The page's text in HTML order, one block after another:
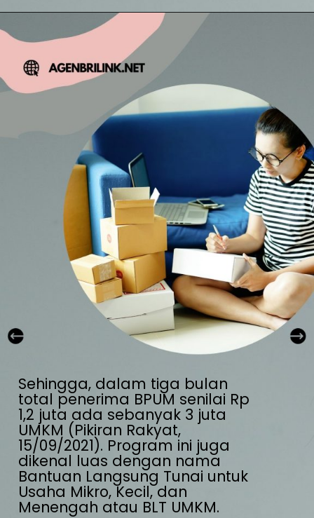
Sehingga, dalam tiga bulan
total penerima BPUM senilai Rp
1,2 juta ada sebanyak 3 juta
UMKM (Pikiran Rakyat,
15/09/2021). Program ini juga
dikenal luas dengan nama
Bantuan Langsung Tunai untuk
Usaha Mikro, Kecil, dan
Menengah atau BLT UMKM.